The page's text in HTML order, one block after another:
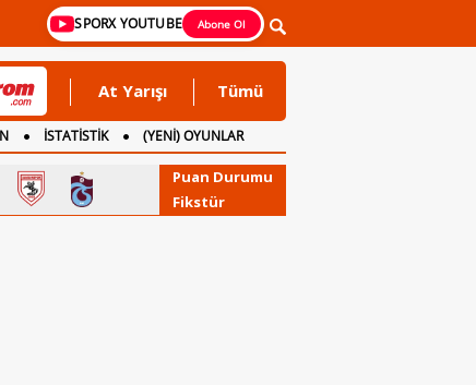
SPORX YOUTUBE Abone Ol
At Yarışı Tümü
İSTATİSTİK
(YENİ) OYUNLAR
Puan Durumu
Fikstür